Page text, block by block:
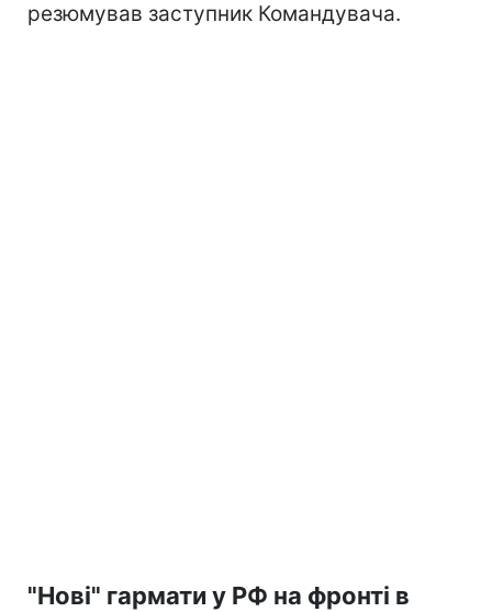
резюмував заступник Командувача.
"Нові" гармати у РФ на фронті в